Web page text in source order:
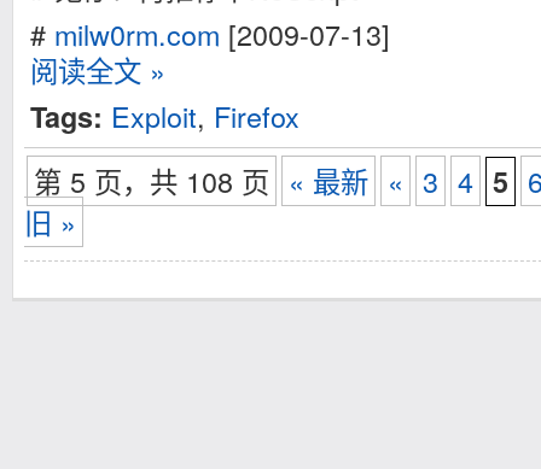
# milw0rm.com [2009-07-13]
阅读全文 »
Tags: Exploit, Firefox
第 5 页，共 108 页 « 最新 « 3 4 5
旧 »